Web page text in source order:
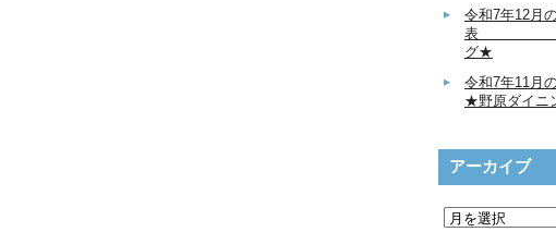
令和7年12月
表 ★野
グ★
令和7年
★野原ダイニ
アーカイブ